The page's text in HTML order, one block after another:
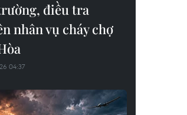
điều tra
nhân vụ cháy chợ
04:37